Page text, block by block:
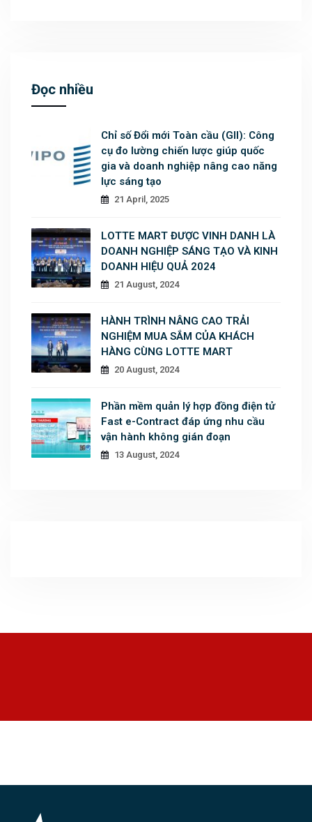
Đọc nhiều
Chỉ số Đổi mới Toàn cầu (GII): Công
cụ đo lường chiến lược giúp quốc
gia và doanh nghiệp nâng cao năng
lực sáng tạo
21 April, 2025
LOTTE MART ĐƯỢC VINH DANH LÀ
DOANH NGHIỆP SÁNG TẠO VÀ KINH
DOANH HIỆU QUẢ 2024
21 August, 2024
HÀNH TRÌNH NÂNG CAO TRẢI
NGHIỆM MUA SẮM CỦA KHÁCH
HÀNG CÙNG LOTTE MART
20 August, 2024
Phần mềm quản lý hợp đồng điện tử
Fast e-Contract đáp ứng nhu cầu
vận hành không gián đoạn
13 August, 2024